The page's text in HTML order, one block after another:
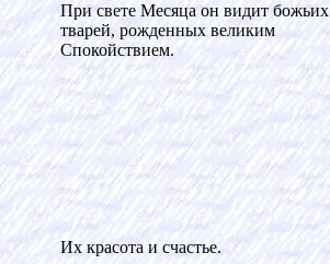
При свете Месяца он видит божьих
тварей, рожденных великим
Спокойствием.
Их красота и счастье.